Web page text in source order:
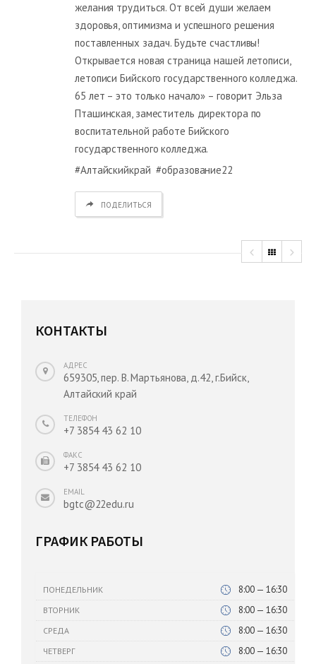
желания трудиться. От всей души желаем
здоровья, оптимизма и успешного решения
поставленных задач. Будьте счастливы!
Открывается новая страница нашей летописи,
летописи Бийского государственного колледжа.
65 лет – это только начало» – говорит Эльза
Пташинская, заместитель директора по
воспитательной работе Бийского
государственного колледжа.
#Алтайскийкрай #образование22
ПОДЕЛИТЬСЯ
КОНТАКТЫ
АДРЕС
659305, пер. В. Мартьянова, д.42, г.Бийск,
Алтайский край
ТЕЛЕФОН
+7 3854 43 62 10
ФАКС
+7 3854 43 62 10
EMAIL
bgtc@22edu.ru
ГРАФИК РАБОТЫ
ПОНЕДЕЛЬНИК 8:00 — 16:30
ВТОРНИК 8:00 — 16:30
СРЕДА 8:00 — 16:30
ЧЕТВЕРГ 8:00 — 16:30